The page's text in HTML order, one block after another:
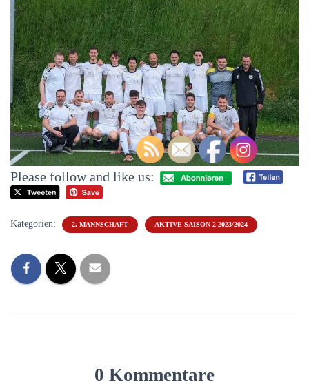
Please follow and like us:
Kategorien: 2. MANNSCHAFT AKTIVE SAISON 2 2023/2024
0 Kommentare